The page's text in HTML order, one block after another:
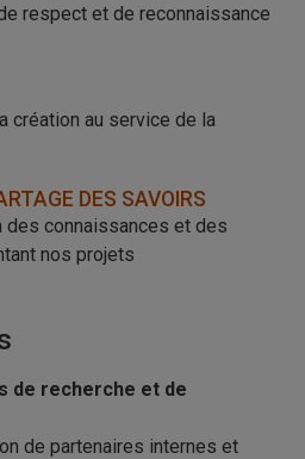
respect et de reconnaissance
création au service de la
DES SAVOIRS
connaissances et des
nos projets
de recherche et de
de partenaires internes et